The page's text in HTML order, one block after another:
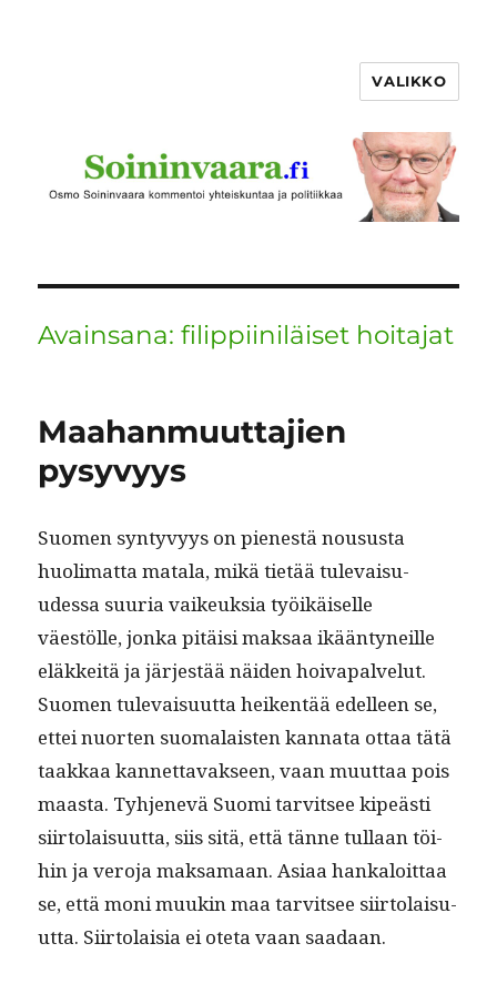
VALIKKO
Avainsana:filippiiniläiset hoitajat
Maahanmuuttajien
pysyvyys
Suomen syn­tyvyys on pien­estä nousus­ta
huoli­mat­ta mata­la, mikä tietää tule­vaisu­
udessa suuria vaikeuk­sia työikäiselle
väestölle, jon­ka pitäisi mak­saa ikään­tyneille
eläkkeitä ja jär­jestää näi­den hoiva­palve­lut.
Suomen tule­vaisu­ut­ta heiken­tää edelleen se,
ettei nuorten suo­ma­lais­ten kan­na­ta ottaa tätä
taakkaa kan­net­tavak­seen, vaan muut­taa pois
maas­ta. Tyh­jenevä Suo­mi tarvit­see kipeästi
siir­to­laisu­ut­ta, siis sitä, että tänne tul­laan töi­
hin ja vero­ja mak­samaan. Asi­aa han­kaloit­taa
se, että moni muukin maa tarvit­see siir­to­laisu­
ut­ta. Siir­to­laisia ei ote­ta vaan saadaan.